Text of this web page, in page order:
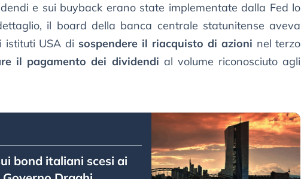
e sui buyback erano state implementate dalla Fed lo
il board della banca centrale statunitense aveva
istituti USA di sospendere il riacquisto di azioni nel terzo
il pagamento dei dividendi al volume riconosciuto agli
bond italiani scesi ai